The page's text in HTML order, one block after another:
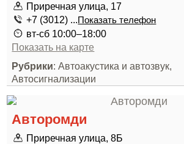
Приречная улица, 17
+7 (3012) ...Показать телефон
вт-сб 10:00–18:00
Показать на карте
Рубрики: Автоакустика и автозвук,
Автосигнализации
Авторомди
Приречная улица, 8Б